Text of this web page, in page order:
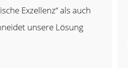
Exzellenz“ als auch
unsere Lösung